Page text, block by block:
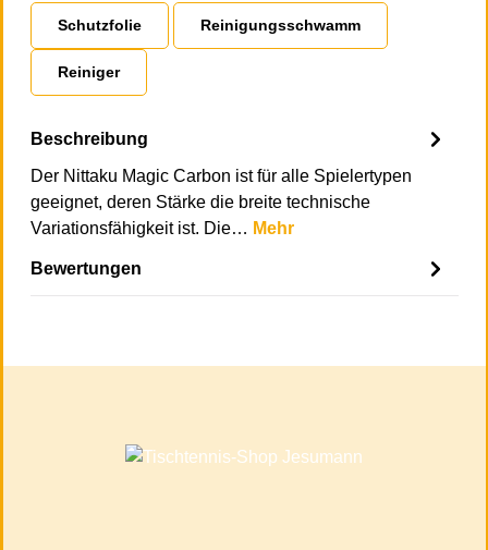
Schutzfolie Reinigungsschwamm
Reiniger
Beschreibung
Der Nittaku Magic Carbon ist für alle Spielertypen
geeignet, deren Stärke die breite technische
Variationsfähigkeit ist. Die… Mehr
Bewertungen